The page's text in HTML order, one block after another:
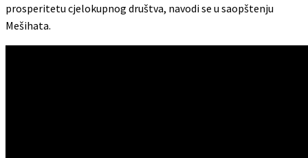
prosperitetu cjelokupnog društva, navodi se u saopštenju
Mešihata.